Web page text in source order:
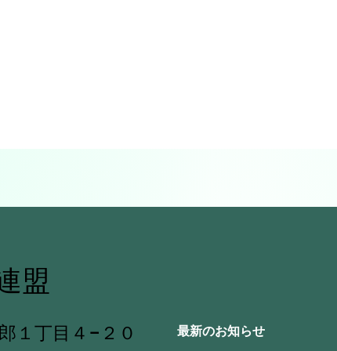
最新のお知らせ
盟
１丁目４−２０